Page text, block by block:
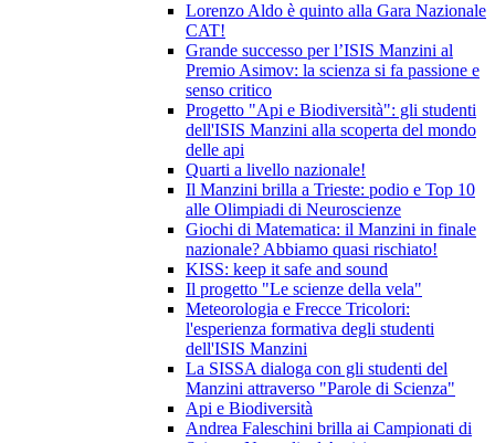
Lorenzo Aldo è quinto alla Gara Nazionale
CAT!
Grande successo per l’ISIS Manzini al
Premio Asimov: la scienza si fa passione e
senso critico
Progetto "Api e Biodiversità": gli studenti
dell'ISIS Manzini alla scoperta del mondo
delle api
Quarti a livello nazionale!
Il Manzini brilla a Trieste: podio e Top 10
alle Olimpiadi di Neuroscienze
Giochi di Matematica: il Manzini in finale
nazionale? Abbiamo quasi rischiato!
KISS: keep it safe and sound
Il progetto "Le scienze della vela"
Meteorologia e Frecce Tricolori:
l'esperienza formativa degli studenti
dell'ISIS Manzini
La SISSA dialoga con gli studenti del
Manzini attraverso "Parole di Scienza"
Api e Biodiversità
Andrea Faleschini brilla ai Campionati di